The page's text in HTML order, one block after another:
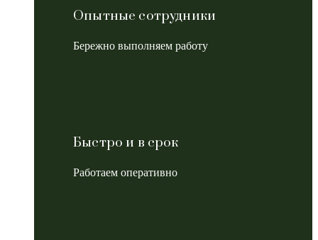
Опытные сотрудники
Бережно выполняем работу
Быстро и в срок
Работаем оперативно